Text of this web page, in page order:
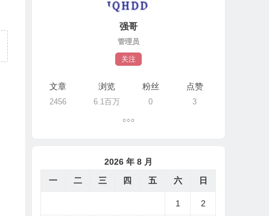
强哥
管理员
关注
文章
2456
浏览
6.1百万
粉丝
0
点赞
3
2026 年 8 月
一
二 三 四 五 六 日
1 2